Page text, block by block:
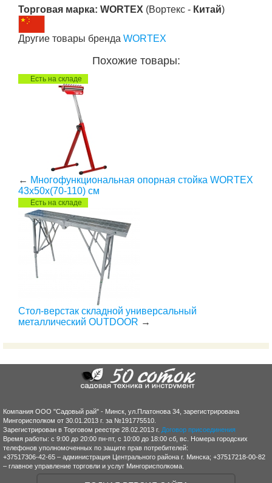
Торговая марка: WORTEX (Вортекс - Китай)
Другие товары бренда WORTEX
Похожие товары:
Есть на складе
← Многофункциональная опорная стойка WORTEX
43x50x(70-110) см
Есть на складе
Стол-верстак складной универсальный
металлический OUTDOOR →
Компания ООО "Садовый рай" - Минск, ул.Платонова 34, зарегистрирована
Мингорисполком от 30.01.2013 г. за №191775510.
Зарегистрирован в Торговом реестре 28.02.2013 г. Договор присоединения
Время работы: с 9:00 до 20:00 пн-пт, с 10:00 до 18:00 сб, вс. Номера городских
телефонов уполномоченных по защите прав потребителей:
+37517306-42-65 – администрация Центрального района г. Минска; +37517218-00-82
– главное управление торговли и услуг Мингорисполкома.